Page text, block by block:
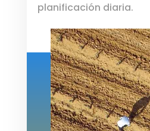
planificación diaria.